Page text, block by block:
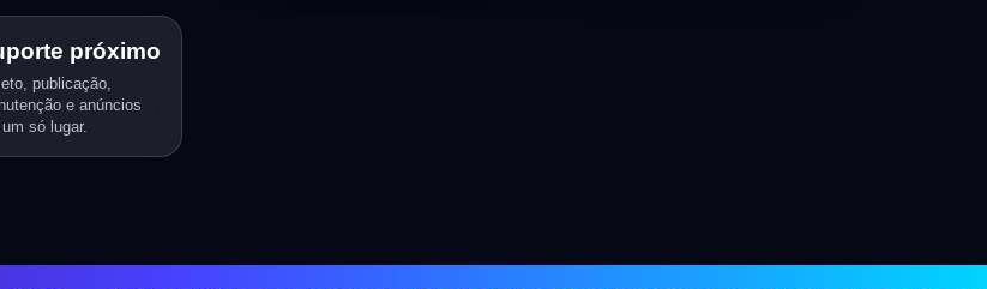
próximo
publicação,
e anúncios
só lugar.